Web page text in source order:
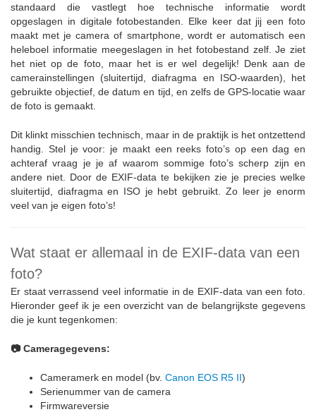
standaard die vastlegt hoe technische informatie wordt
opgeslagen in digitale fotobestanden. Elke keer dat jij een foto
maakt met je camera of smartphone, wordt er automatisch een
heleboel informatie meegeslagen in het fotobestand zelf. Je ziet
het niet op de foto, maar het is er wel degelijk! Denk aan de
camerainstellingen (sluitertijd, diafragma en ISO-waarden), het
gebruikte objectief, de datum en tijd, en zelfs de GPS-locatie waar
de foto is gemaakt.
Dit klinkt misschien technisch, maar in de praktijk is het ontzettend
handig. Stel je voor: je maakt een reeks foto’s op een dag en
achteraf vraag je je af waarom sommige foto’s scherp zijn en
andere niet. Door de EXIF-data te bekijken zie je precies welke
sluitertijd, diafragma en ISO je hebt gebruikt. Zo leer je enorm
veel van je eigen foto’s!
Wat staat er allemaal in de EXIF-data van een
foto?
Er staat verrassend veel informatie in de EXIF-data van een foto.
Hieronder geef ik je een overzicht van de belangrijkste gegevens
die je kunt tegenkomen:
📷 Cameragegevens:
Cameramerk en model (bv. Canon EOS R5 II)
Serienummer van de camera
Firmwareversie